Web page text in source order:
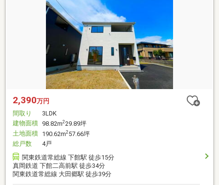
2,390万円
間取り
3LDK
建物面積 98.82m229.89坪
土地面積 190.62m257.66坪
総戸数
4戸
関東鉄道常総線 下館駅 徒歩15分
真岡鉄道 下館二高前駅 徒歩34分
関東鉄道常総線 大田郷駅 徒歩39分